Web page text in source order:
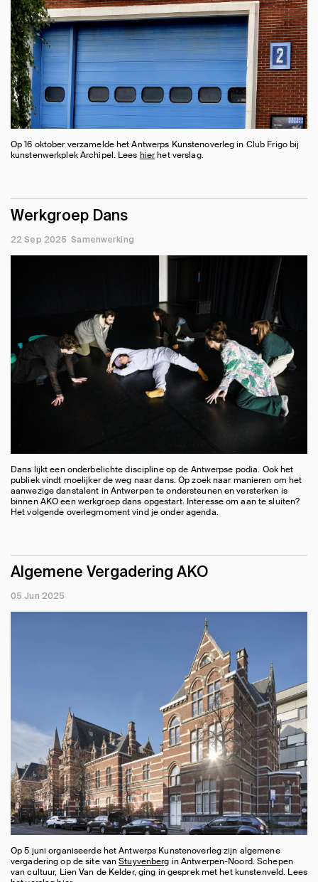
Op 16 oktober verzamelde het Antwerps Kunstenoverleg in Club Frigo bij
kunstenwerkplek Archipel. Lees hierhet verslag.
Werkgroep Dans
22 Sep 2025 Samenwerking
Dans lijkt een onderbelichte discipline op de Antwerpse podia. Ook het
publiek vindt moelijker de weg naar dans. Op zoek naar manieren om het
aanwezige danstalent in Antwerpen te ondersteunen en versterken is
binnen AKO een werkgroep dans opgestart. Interesse om aan te sluiten?
Het volgende overlegmoment vind je onder agenda.
Algemene Vergadering AKO
05 Jun 2025
Op 5 juni organiseerde het Antwerps Kunstenoverleg zijn algemene
vergadering op de site vanStuyvenberg in Antwerpen-Noord. Schepen
van cultuur, Lien Van de Kelder, ging in gesprek met het kunstenveld. Lees